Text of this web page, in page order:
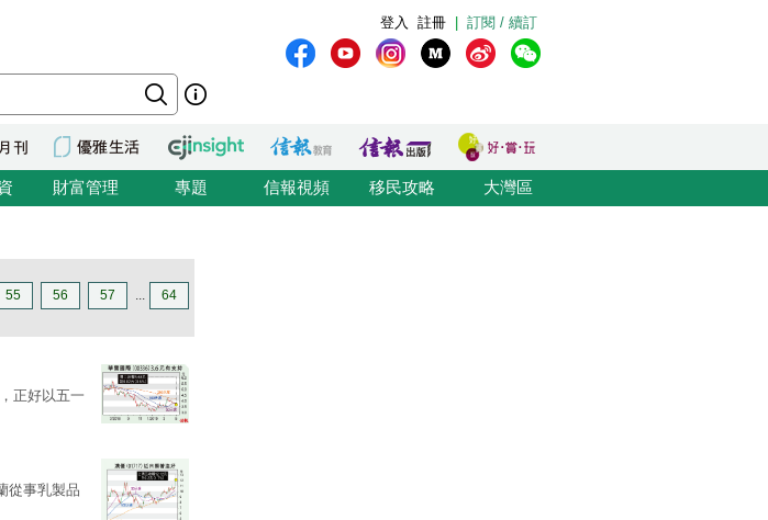
訂閱 / 續訂
註冊
登入
財富管理 專題 信報視頻 移民攻略 大灣區
55 56 57 ... 64
正好以五一
從事乳製品